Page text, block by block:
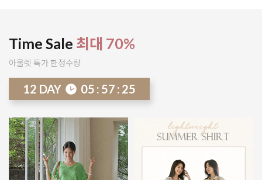
Time Sale 최대 70%
아울렛 특가 한정수량
12 DAY 05 : 57 : 20